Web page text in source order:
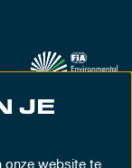
JE
onze website te